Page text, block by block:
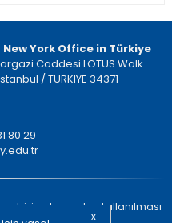
York Office in Türkiye
Caddesi LOTUS Walk
/ TURKIYE 34371
80 29
izin alınmadan kullanılması
x